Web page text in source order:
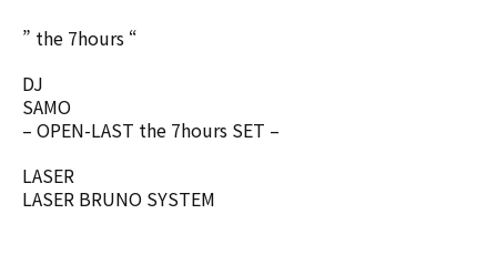
” the 7hours “
DJ
SAMO
– OPEN-LAST the 7hours SET –
LASER
LASER BRUNO SYSTEM